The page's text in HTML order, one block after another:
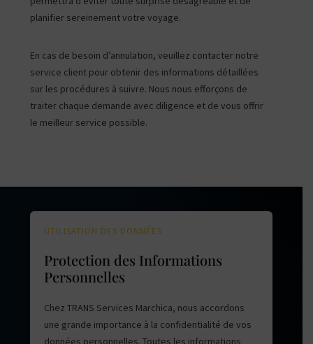
planifier sereinement votre voyage.
En cas de besoin d’annulation, veuillez contacter notre
service client pour obtenir des informations détaillées
sur les procédures à suivre. Nous nous efforçons de
traiter chaque demande avec diligence et de vous offrir
le meilleur service possible.
UTILISATION DES DONNÉES
Protection des Informations
Personnelles
Chez TRANS Services Marchica, nous accordons
une grande importance à la confidentialité de vos
données personnelles. Toutes les informations